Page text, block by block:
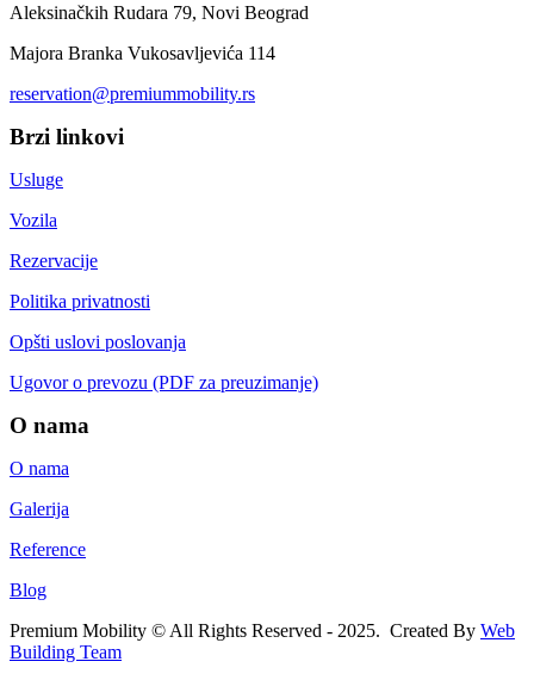
Aleksinačkih Rudara 79, Novi Beograd
Majora Branka Vukosavljevića 114
reservation@premiummobility.rs
Brzi linkovi
Usluge
Vozila
Rezervacije
Politika privatnosti
Opšti uslovi poslovanja
Ugovor o prevozu (PDF za preuzimanje)
O nama
O nama
Galerija
Reference
Blog
Premium Mobility © All Rights Reserved - 2025. Created By Web
Building Team